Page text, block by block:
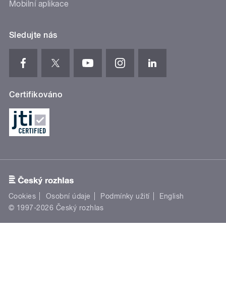
Mobilní aplikace
Sledujte nás
Certifikováno
Cookies Osobní údaje Podmínky užití
English
© 1997-2026 Český rozhlas